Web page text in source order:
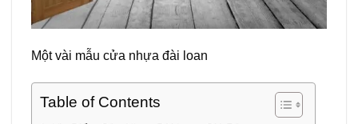
Một vài mẫu cửa nhựa đài loan
Table of Contents